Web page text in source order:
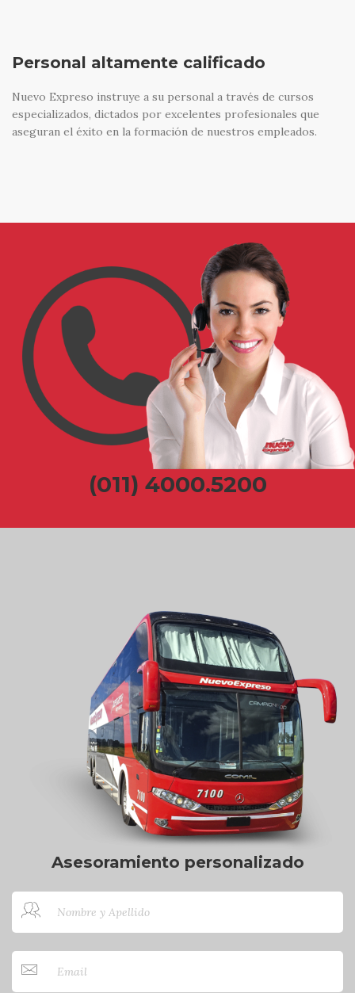
Personal altamente calificado
Nuevo Expreso instruye a su personal a través de cursos
especializados, dictados por excelentes profesionales que
aseguran el éxito en la formación de nuestros empleados.
(011) 4000.5200
Asesoramiento personalizado